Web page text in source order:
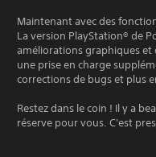
Maintenant avec des
La version PlayStation® de
améliorations graphiques et
une prise en charge
corrections de bugs et plus
Restez dans le coin ! Il y a
réserve pour vous. C'est